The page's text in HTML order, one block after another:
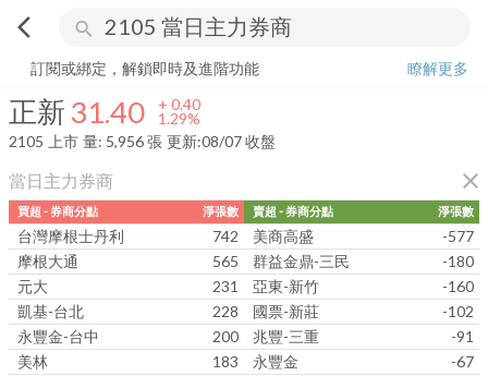
arrow_back_ios search
正新 31.40+ 1.29%
訂閱或綁定，解鎖即時及進階功能
瞭解更多
正新 31.40 + 0.40
1.29%
2105
上市 量: 5,956張 更新:08/07 收盤
當日主力券商 close
買超 - 券商分點 淨張數
台灣摩根士丹利
742
摩根大通
565
元大
231
凱基-台北
228
永豐金-台中
200
美林
183
賣超 - 券商分點 淨張數
美商高盛
-577
群益金鼎-三民
-180
亞東-新竹
-160
國票-新莊
-102
兆豐-三重
-91
永豐金
-67